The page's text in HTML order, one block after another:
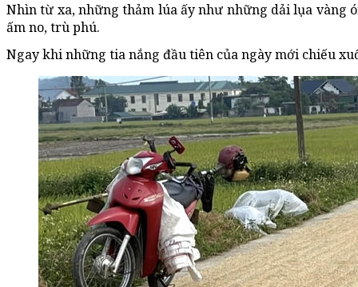
Nhìn từ xa, những thảm lúa ấy như những dải lụa vàng
ấm no, trù phú.
Ngay khi những tia nắng đầu tiên của ngày mới chiếu